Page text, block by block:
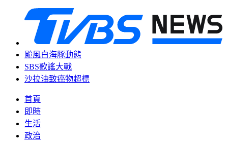
颱風白海豚動態
SBS歌謠大戰
沙拉油致癌物超標
首頁
即時
生活
政治